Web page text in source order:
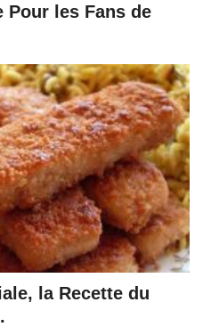
Pour les Fans de
la Recette du